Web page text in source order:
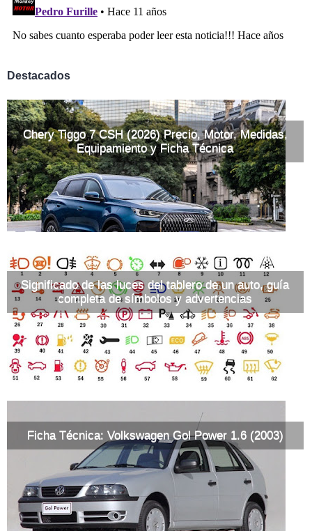
Destacados
Chery Tiggo 7 CSH (2026) Precio, Motor, Medidas,
Equipamiento y Ficha Técnica
Significado de las luces del tablero de un auto, guía
completa de símbolos y advertencias
Ficha Técnica: Volkswagen Gol Power 1.6 (2003)